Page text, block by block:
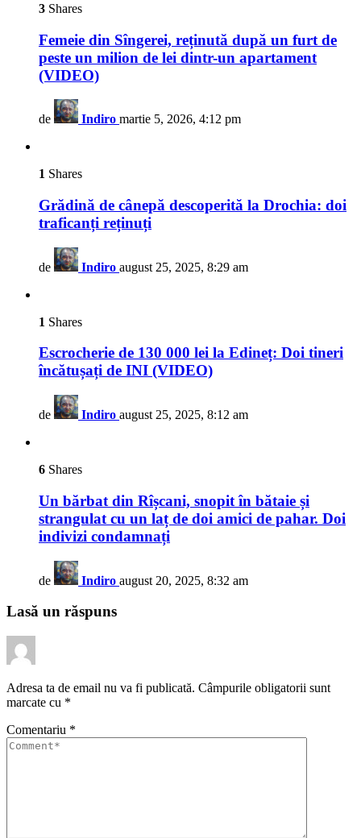
3 Shares
Femeie din Sîngerei, reținută după un furt de
peste un milion de lei dintr-un apartament
(VIDEO)
de Indiro martie 5, 2026, 4:12 pm
1 Shares
Grădină de cânepă descoperită la Drochia: doi
traficanți reținuți
de Indiro august 25, 2025, 8:29 am
1 Shares
Escrocherie de 130 000 lei la Edineț: Doi tineri
încătușați de INI (VIDEO)
de Indiro august 25, 2025, 8:12 am
6 Shares
Un bărbat din Rîșcani, snopit în bătaie și
strangulat cu un laț de doi amici de pahar. Doi
indivizi condamnați
de Indiro august 20, 2025, 8:32 am
Lasă un răspuns
Adresa ta de email nu va fi publicată. Câmpurile obligatorii sunt
marcate cu *
Comentariu *